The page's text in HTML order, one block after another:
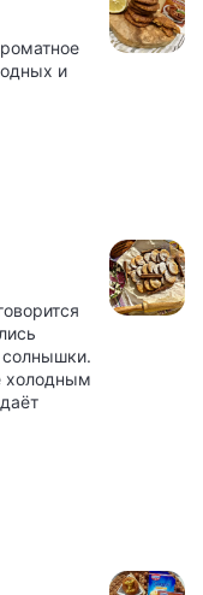
и
холодным